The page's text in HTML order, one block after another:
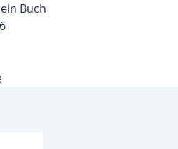
Buch